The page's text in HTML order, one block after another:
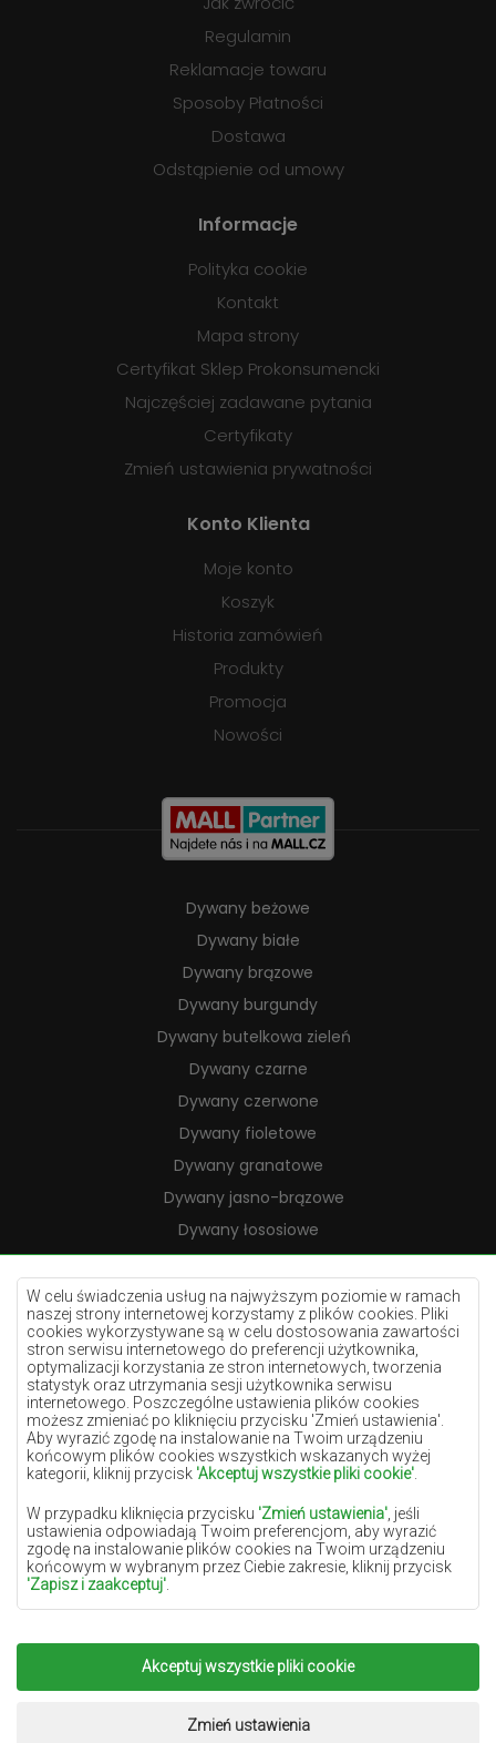
W celu świadczenia usług na najwyższym poziomie w ramach
naszej strony internetowej korzystamy z plików cookies. Pliki
cookies wykorzystywane są w celu dostosowania zawartości
stron serwisu internetowego do preferencji użytkownika,
optymalizacji korzystania ze stron internetowych, tworzenia
statystyk oraz utrzymania sesji użytkownika serwisu
internetowego. Poszczególne ustawienia plików cookies
możesz zmieniać po kliknięciu przycisku 'Zmień ustawienia'.
Aby wyrazić zgodę na instalowanie na Twoim urządzeniu
końcowym plików cookies wszystkich wskazanych wyżej
kategorii, kliknij przycisk 'Akceptuj wszystkie pliki cookie'
W przypadku kliknięcia przycisku 'Zmień ustawienia' , jeśli
ustawienia odpowiadają Twoim preferencjom, aby wyrazić
zgodę na instalowanie plików cookies na Twoim urządzeniu
końcowym w wybranym przez Ciebie zakresie, kliknij przycisk
'Zapisz i zaakceptuj'
osobowe, podstawą ich przetwarzania jest uzasadniony interes
administratora danych osobowych (DYWANYCHEMEX) lub
podmiotów trzecich w postaci zapewnienia wysokiej jakości
usług świadczonych w ramach naszej strony internetowej oraz
oraz jego Zaufanych Partnerów.
Akceptuj wszystkie pliki cookie
Zmień ustawienia
Regulamin
Reklamacje towaru
Sposoby Płatności
Dostawa
Odstąpienie od umowy
Informacje
Polityka cookie
Kontakt
Mapa strony
Certyfikat Sklep Prokonsumencki
Najczęściej zadawane pytania
Certyfikaty
Zmień ustawienia prywatności
Konto Klienta
Moje konto
Koszyk
Historia zamówień
Produkty
Promocja
Nowości
Dywany beżowe
Dywany białe
Dywany brązowe
Dywany burgundy
Dywany butelkowa zieleń
Dywany czarne
Dywany czerwone
Dywany fioletowe
Dywany granatowe
Dywany jasno-brązowe
Dywany łososiowe
Dywany kremowe
Dywany lilac
Dywany żółte
Dywany miętowe
Dywany niebieskie
Dywany pomarańczowe
Dywany różowe
Dywany szare
Dywany terakota
Dywany zielone
Copyright 2022Dywany Chemex.Wszelkie prawa
Realizacja:www.dimax.pl